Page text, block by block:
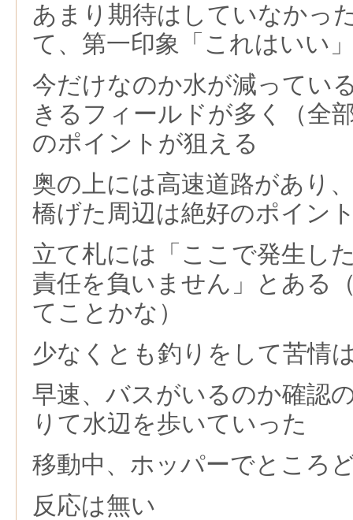
あまり期待はしていなかっ
て、第一印象「これはいい
今だけなのか水が減ってい
きるフィールドが多く（全
のポイントが狙える
奥の上には高速道路があり
橋げた周辺は絶好のポイン
立て札には「ここで発生し
責任を負いません」とある
てことかな）
少なくとも釣りをして苦情
早速、バスがいるのか確認
りて水辺を歩いていった
移動中、ホッパーでところ
反応は無い